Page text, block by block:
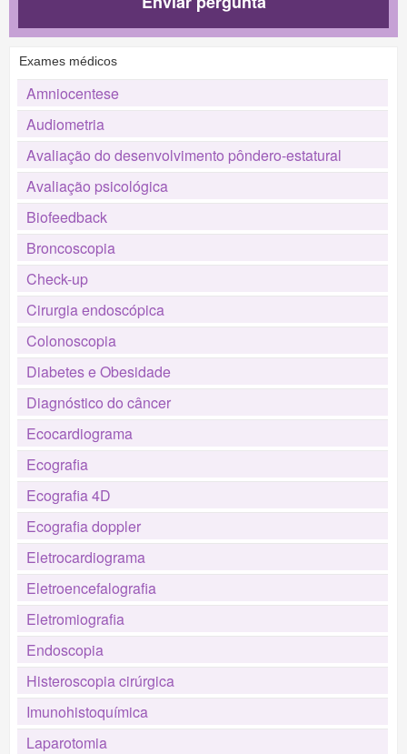
Exames médicos
Amniocentese
Audiometria
Avaliação do desenvolvimento pôndero-estatural
Avaliação psicológica
Biofeedback
Broncoscopia
Check-up
Cirurgia endoscópica
Colonoscopia
Diabetes e Obesidade
Diagnóstico do câncer
Ecocardiograma
Ecografia
Ecografia 4D
Ecografia doppler
Eletrocardiograma
Eletroencefalografia
Eletromiografia
Endoscopia
Histeroscopia cirúrgica
Imunohistoquímica
Laparotomia